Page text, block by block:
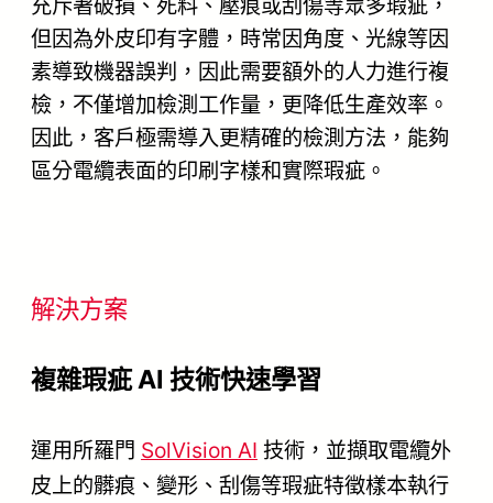
充斥著破損、死料、壓痕或刮傷等眾多瑕疵，
但因為外皮印有字體，時常因角度、光線等因
素導致機器誤判，因此需要額外的人力進行複
檢，不僅增加檢測工作量，更降低生產效率。
因此，客戶極需導入更精確的檢測方法，能夠
區分電纜表面的印刷字樣和實際瑕疵。
解決方案
複雜瑕疵 AI 技術快速學習
運用所羅門 SolVision AI 技術，並擷取電纜外
皮上的髒痕、變形、刮傷等瑕疵特徵樣本執行